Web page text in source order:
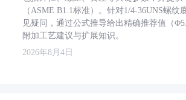
（ASME B1.1标准）。针对1/4-36UNS螺纹
见疑问，通过公式推导给出精确推荐值（
附加工艺建议与扩展知识。
2026年8月4日